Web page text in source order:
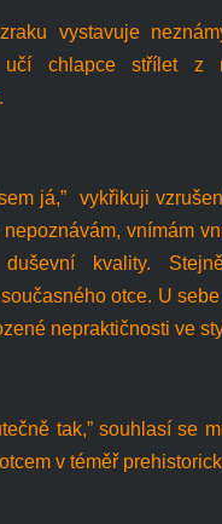
vystavuje
učí chlapce střílet z
já,” vykřikuji
vnímám
duševní kvality.
otce. U
nepraktičnosti ve
tak,” souhlasí se
v téměř